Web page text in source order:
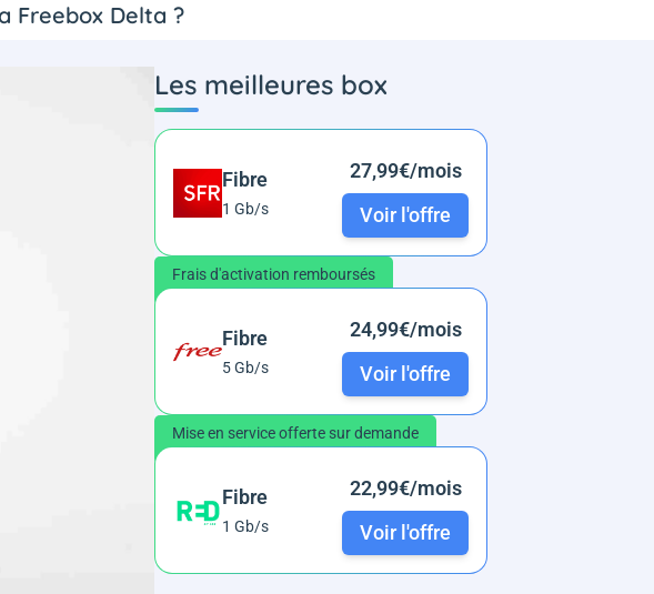
Freebox Delta ?
Les meilleures box
Fibre
1 Gb/s
27,99€/mois
Voir l'offre
Frais d'activation remboursés
Fibre
5 Gb/s
24,99€/mois
Voir l'offre
Mise en service offerte sur demande
Fibre
1 Gb/s
22,99€/mois
Voir l'offre